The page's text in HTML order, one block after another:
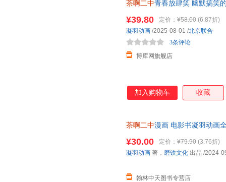
茶啊二中青春放肆笑 幽默搞笑
¥39.80 定价： ¥58.00 (6.87折)
博库网旗舰店
3条评论
凝羽动画 /2025-08-01 /北京联合
加入购物车 收藏
茶啊二中漫画 电影书凝羽动画
¥30.00 定价： ¥79.90 (3.76折)
翰林中天图书专营店
凝羽动画 著， 磨铁文化 出品 /2024-